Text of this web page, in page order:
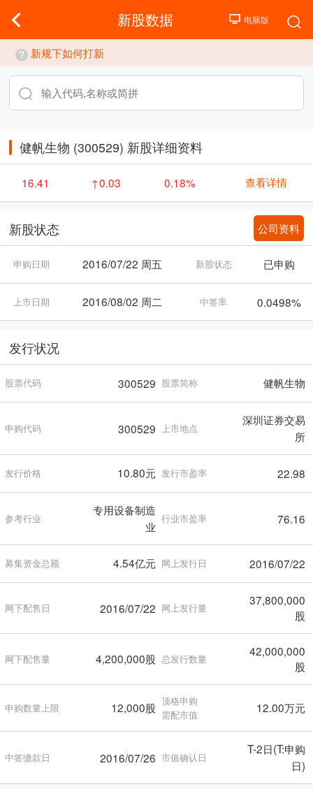
新股数据
新规下如何打新
健帆生物 (300529) 新股详细资料
16.41 ↑0.03 0.18% 查看详情
新股状态 公司资料
申购日期 2016/07/22 周五 新股状态 已申购
上市日期 2016/08/02 周二 中签率 0.0498%
发行状况
股票代码 300529 股票简称 健帆生物
申购代码 300529 上市地点
深圳证券交易
所
发行价格 10.80元 发行市盈率 22.98
参考行业
专用设备制造
业
行业市盈率 76.16
募集资金总额 4.54亿元 网上发行日 2016/07/22
网下配售日 2016/07/22 网上发行量
37,800,000
股
网下配售量 4,200,000股 总发行数量
42,000,000
股
申购数量上限 12,000股 顶格申购
需配市值
12.00万元
中签缴款日 2016/07/26 市值确认日
T-2日(T:申购
日)